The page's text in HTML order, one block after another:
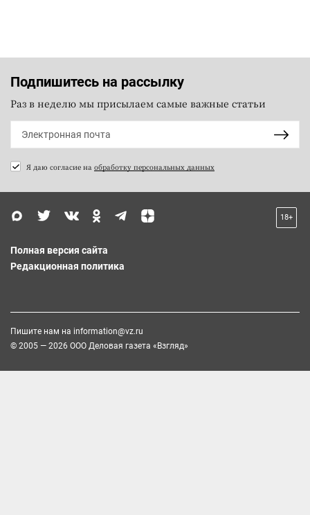
Подпишитесь на рассылку
Раз в неделю мы присылаем самые важные статьи
Я даю согласие на обработку персональных данных
18+
Полная версия сайта
Редакционная политика
Пишите нам на information@vz.ru
© 2005 — 2026 ООО Деловая газета «Взгляд»